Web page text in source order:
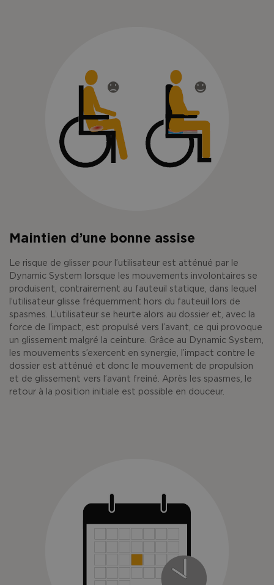
Maintien d’une bonne assise
Le risque de glisser pour l’utilisateur est atténué par le
Dynamic System lorsque les mouvements involontaires se
produisent, contrairement au fauteuil statique, dans lequel
l’utilisateur glisse fréquemment hors du fauteuil lors de
spasmes. L’utilisateur se heurte alors au dossier et, avec la
force de l’impact, est propulsé vers l’avant, ce qui provoque
un glissement malgré la ceinture. Grâce au Dynamic System,
les mouvements s’exercent en synergie, l’impact contre le
dossier est atténué et donc le mouvement de propulsion
et de glissement vers l’avant freiné. Après les spasmes, le
retour à la position initiale est possible en douceur.